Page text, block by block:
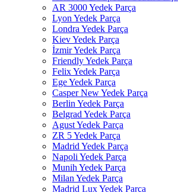
AR 3000 Yedek Parça
Lyon Yedek Parça
Londra Yedek Parça
Kiev Yedek Parça
İzmir Yedek Parça
Friendly Yedek Parça
Felix Yedek Parça
Ege Yedek Parça
Casper New Yedek Parça
Berlin Yedek Parça
Belgrad Yedek Parça
Agust Yedek Parça
ZR 5 Yedek Parça
Madrid Yedek Parça
Napoli Yedek Parça
Munih Yedek Parça
Milan Yedek Parça
Madrid Lux Yedek Parça